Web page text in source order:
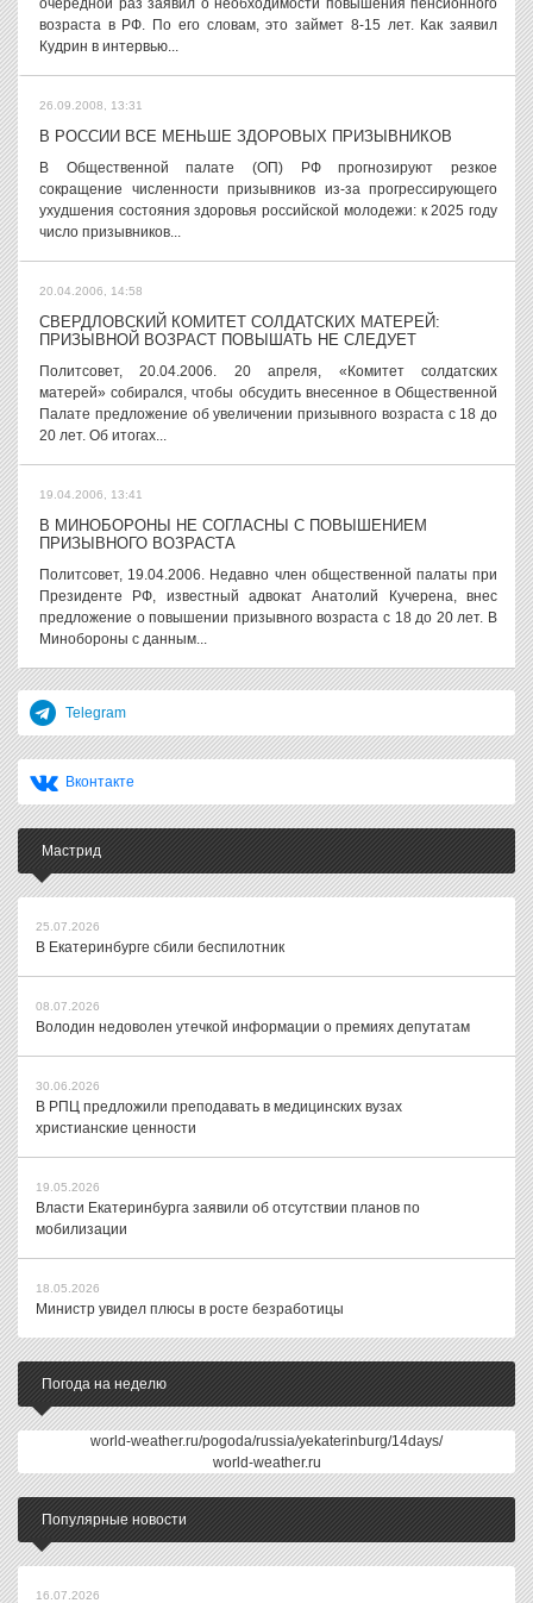
очередной раз заявил о необходимости повышения пенсионного
возраста в РФ. По его словам, это займет 8-15 лет. Как заявил
Кудрин в интервью...
26.09.2008, 13:31
В РОССИИ ВСЕ МЕНЬШЕ ЗДОРОВЫХ ПРИЗЫВНИКОВ
В Общественной палате (ОП) РФ прогнозируют резкое
сокращение численности призывников из-за прогрессирующего
ухудшения состояния здоровья российской молодежи: к 2025 году
число призывников...
20.04.2006, 14:58
СВЕРДЛОВСКИЙ КОМИТЕТ СОЛДАТСКИХ МАТЕРЕЙ:
ПРИЗЫВНОЙ ВОЗРАСТ ПОВЫШАТЬ НЕ СЛЕДУЕТ
Политсовет, 20.04.2006. 20 апреля, «Комитет солдатских
матерей» собирался, чтобы обсудить внесенное в Общественной
Палате предложение об увеличении призывного возраста с 18 до
20 лет. Об итогах...
19.04.2006, 13:41
В МИНОБОРОНЫ НЕ СОГЛАСНЫ С ПОВЫШЕНИЕМ
ПРИЗЫВНОГО ВОЗРАСТА
Политсовет, 19.04.2006. Недавно член общественной палаты при
Президенте РФ, известный адвокат Анатолий Кучерена, внес
предложение о повышении призывного возраста с 18 до 20 лет. В
Минобороны с данным...
Telegram
Вконтакте
Мастрид
25.07.2026
В Екатеринбурге сбили беспилотник
08.07.2026
Володин недоволен утечкой информации о премиях депутатам
30.06.2026
В РПЦ предложили преподавать в медицинских вузах
христианские ценности
19.05.2026
Власти Екатеринбурга заявили об отсутствии планов по
мобилизации
18.05.2026
Министр увидел плюсы в росте безработицы
Погода на неделю
world-weather.ru/pogoda/russia/yekaterinburg/14days/
world-weather.ru
Популярные новости
16.07.2026